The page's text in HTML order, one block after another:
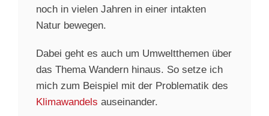
noch in vielen Jahren in einer intakten
Natur bewegen.
Dabei geht es auch um Umweltthemen über
das Thema Wandern hinaus. So setze ich
mich zum Beispiel mit der Problematik des
Klimawandels auseinander.